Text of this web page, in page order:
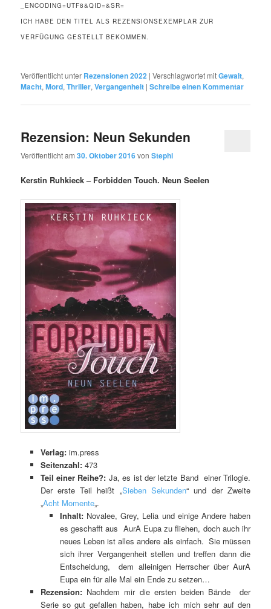
_ENCODING=UTF8&QID=&SR=
ICH HABE DEN TITEL ALS REZENSIONSEXEMPLAR ZUR
VERFÜGUNG GESTELLT BEKOMMEN.
Veröffentlicht unter Rezensionen 2022 |Verschlagwortet mitGewalt,
Macht,Mord,Thriller,Vergangenheit |Schreibe einen Kommentar
Rezension: Neun Sekunden
Veröffentlicht am30. Oktober 2016vonStephi
Kerstin Ruhkieck – Forbidden Touch. Neun Seelen
Verlag:im.press
Seitenzahl:473
Teil einer Reihe?: Ja, es ist der letzte Band einer Trilogie.
Der erste Teil heißt „Sieben Sekunden“ und der Zweite
„Acht Momente„.
Inhalt: Novalee, Grey, Lelia und einige Andere haben
es geschafft aus AurA Eupa zu fliehen, doch auch ihr
neues Leben ist alles andere als einfach. Sie müssen
sich ihrer Vergangenheit stellen und treffen dann die
Entscheidung, dem alleinigen Herrscher über AurA
Eupa ein für alle Mal ein Ende zu setzen…
Rezension: Nachdem mir die ersten beiden Bände der
Serie so gut gefallen haben, habe ich mich sehr auf den